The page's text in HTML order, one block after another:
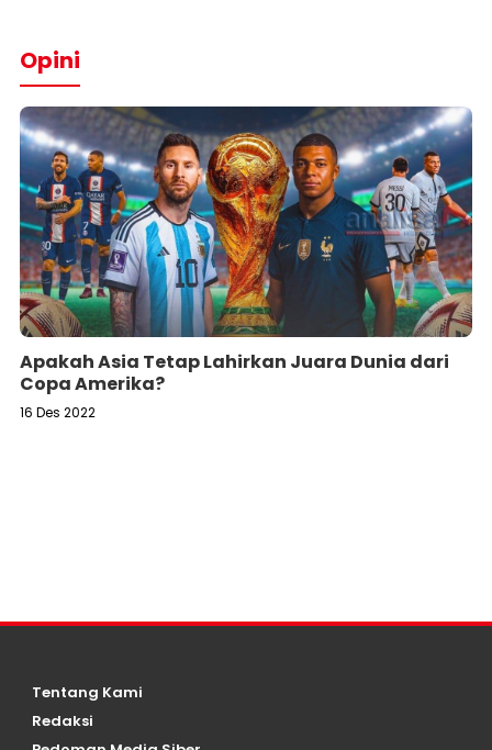
Opini
Apakah Asia Tetap Lahirkan Juara Dunia dari
Copa Amerika?
16 Des 2022
Tentang Kami
Redaksi